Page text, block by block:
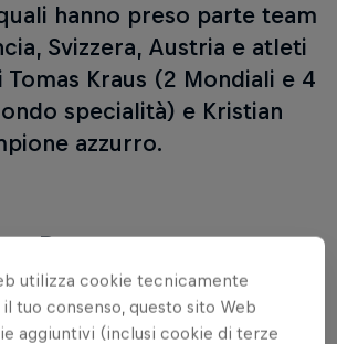
hanno preso parte team
Svizzera, Austria e atleti
Kraus (2 Mondiali e 4
specialità) e Kristian
azzurro.
Partner
utilizza cookie tecnicamente
il tuo consenso, questo sito Web
aggiuntivi (inclusi cookie di terze